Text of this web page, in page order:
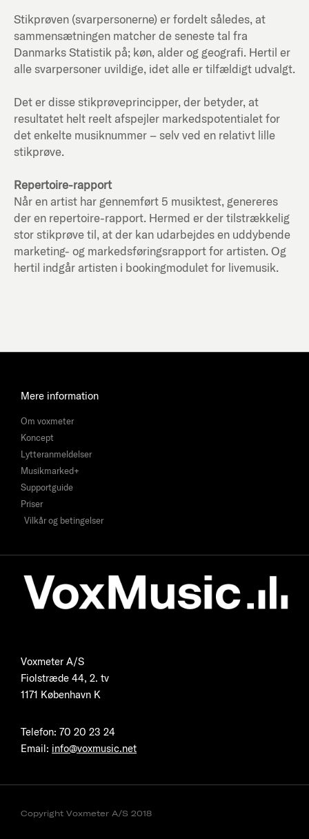
Stikprøven (svarpersonerne) er fordelt således, at
sammensætningen matcher de seneste tal fra
Danmarks Statistik på; køn, alder og geografi. Hertil er
alle svarpersoner uvildige, idet alle er tilfældigt udvalgt.
Det er disse stikprøveprincipper, der betyder, at
resultatet helt reelt afspejler markedspotentialet for
det enkelte musiknummer – selv ved en relativt lille
stikprøve.
Repertoire-rapport
Når en artist har gennemført 5 musiktest, genereres
der en repertoire-rapport. Hermed er der tilstrækkelig
stor stikprøve til, at der kan udarbejdes en uddybende
marketing- og markedsføringsrapport for artisten. Og
hertil indgår artisten i bookingmodulet for livemusik.
Mere information
Om voxmeter
Koncept
Lytteranmeldelser
Musikmarked+
Supportguide
Priser
Vilkår og betingelser
Voxmeter A/S
Fiolstræde 44, 2. tv
1171 København K
Telefon: 70 20 23 24
Email: info@voxmusic.net
Copyright Voxmeter A/S 2018